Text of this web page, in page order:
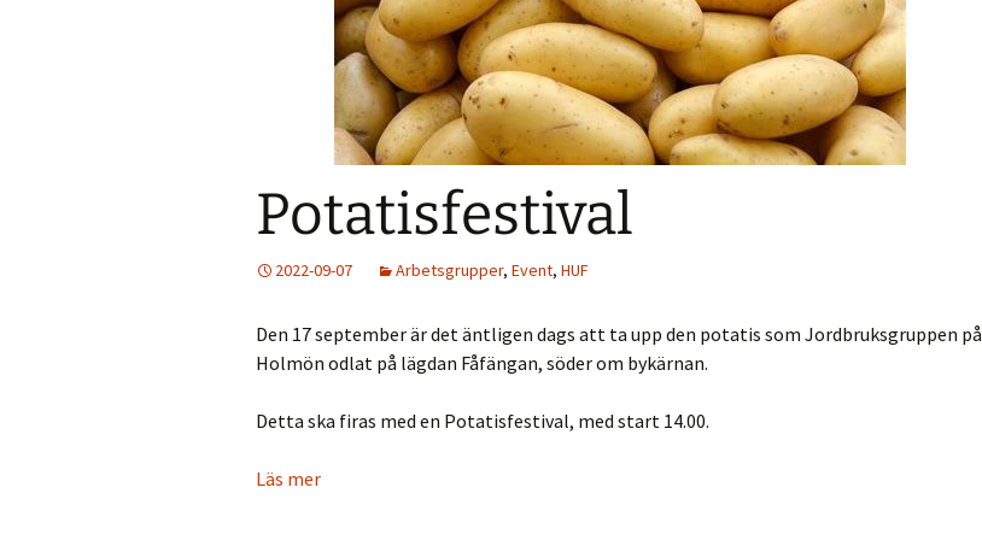
Nytt från 2021
notiser
Holmökartor
Info från LBR
Holmöns Bygdebolag AB Var med och köp
Om förstudien
Holmömodellen
Gamla Holmöportalen
Väderstatistik
Årliga evenemang
Holmötorget
Båtmuseets vänner
Holmöns
Postroddsförening
Holmön Byamäns
Holmögadds
Intresseförening
Potatisfestival
2022-09-07 Arbetsgrupper, Event, HUF
Den 17 september är det äntligen dags att ta upp den potatis som Jordbruksgruppen på
Holmön odlat på lägdan Fåfängan, söder om bykärnan.
Detta ska firas med en Potatisfestival, med start 14.00.
Läs mer